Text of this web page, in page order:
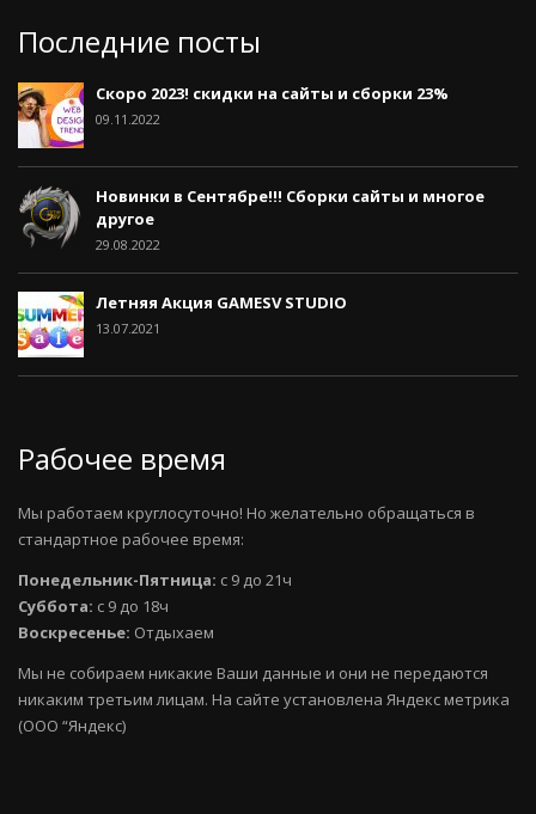
Последние посты
Скоро 2023! скидки на сайты и сборки 23%
09.11.2022
Новинки в Сентябре!!! Сборки сайты и многое
другое
29.08.2022
Летняя Акция GAMESV STUDIO
13.07.2021
Рабочее время
Мы работаем круглосуточно! Но желательно обращаться в
стандартное рабочее время:
Понедельник-Пятница: с 9 до 21ч
Суббота: с 9 до 18ч
Воскресенье: Отдыхаем
Мы не собираем никакие Ваши данные и они не передаются
никаким третьим лицам. На сайте установлена Яндекс метрика
(ООО “Яндекс)